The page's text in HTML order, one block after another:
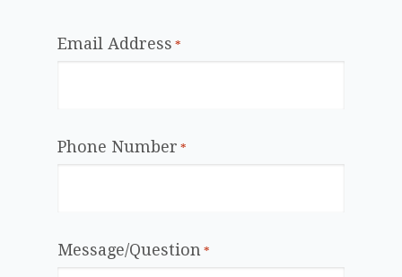
Email Address *
Phone Number *
Message/Question *